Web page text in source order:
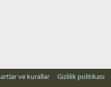
ve kurallar Gizlilik politikası